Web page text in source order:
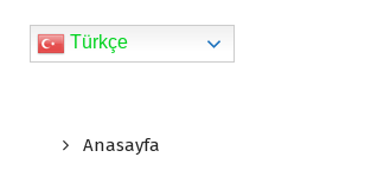
Türkçe
Anasayfa